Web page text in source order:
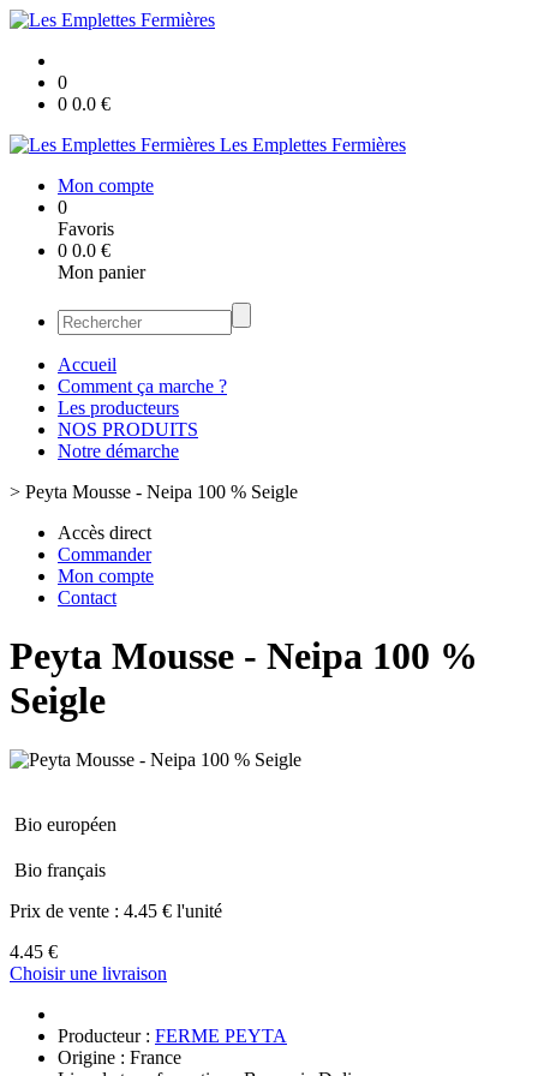
0
0 0.0 €
Les Emplettes Fermières
Mon compte
0
Favoris
0 0.0 €
Mon panier
Accueil
Comment ça marche ?
Les producteurs
NOS PRODUITS
Notre démarche
> Peyta Mousse - Neipa 100 % Seigle
Accès direct
Commander
Mon compte
Contact
Peyta Mousse - Neipa 100 %
Seigle
Bio européen
Bio français
Prix de vente : 4.45 € l'unité
4.45 €
Choisir une livraison
Producteur : FERME PEYTA
Origine : France